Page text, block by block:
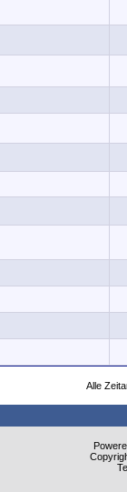
Alle